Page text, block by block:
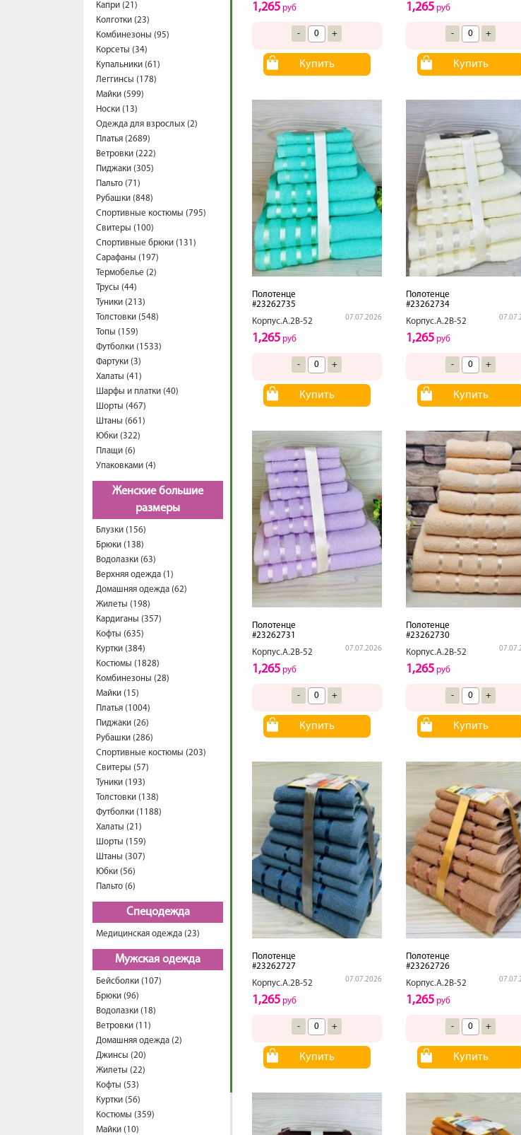
Капри (21)
Колготки (23)
Комбинезоны (95)
Корсеты (34)
Купальники (61)
Леггинсы (178)
Майки (599)
Носки (13)
Одежда для взрослых (2)
Платья (2689)
Ветровки (222)
Пиджаки (305)
Пальто (71)
Рубашки (848)
Спортивные костюмы (795)
Свитеры (100)
Спортивные брюки (131)
Сарафаны (197)
Термобелье (2)
Трусы (44)
Туники (213)
Толстовки (548)
Топы (159)
Футболки (1533)
Фартуки (3)
Халаты (41)
Шарфы и платки (40)
Шорты (467)
Штаны (661)
Юбки (322)
Плащи (6)
Упаковками (4)
Женские большие
размеры
Блузки (156)
Брюки (138)
Водолазки (63)
Верхняя одежда (1)
Домашняя одежда (62)
Жилеты (198)
Кардиганы (357)
Кофты (635)
Куртки (384)
Костюмы (1828)
Комбинезоны (28)
Майки (15)
Платья (1004)
Пиджаки (26)
Рубашки (286)
Спортивные костюмы (203)
Свитеры (57)
Туники (193)
Толстовки (138)
Футболки (1188)
Халаты (21)
Шорты (159)
Штаны (307)
Юбки (56)
Пальто (6)
Спецодежда
Медицинская одежда (23)
Мужская одежда
Бейсболки (107)
Брюки (96)
Водолазки (18)
Ветровки (11)
Домашняя одежда (2)
Джинсы (20)
Жилеты (22)
Кофты (53)
Куртки (56)
Костюмы (359)
Майки (10)
1,265 руб
- +
Купить
1,265руб
- +
Купить
Полотенце
#23262735
Корпус.А.2В-52
07.07.2026
1,265 руб
- +
Купить
Полотенце
#23262734
Корпус.А.2В-52
1,265руб
- +
Купить
Полотенце
#23262731
Корпус.А.2В-52
07.07.2026
1,265 руб
- +
Купить
Полотенце
#23262730
Корпус.А.2В-52
1,265руб
- +
Купить
Полотенце
#23262727
Корпус.А.2В-52
07.07.2026
1,265 руб
- +
Купить
Полотенце
#23262726
Корпус.А.2В-52
1,265руб
- +
Купить